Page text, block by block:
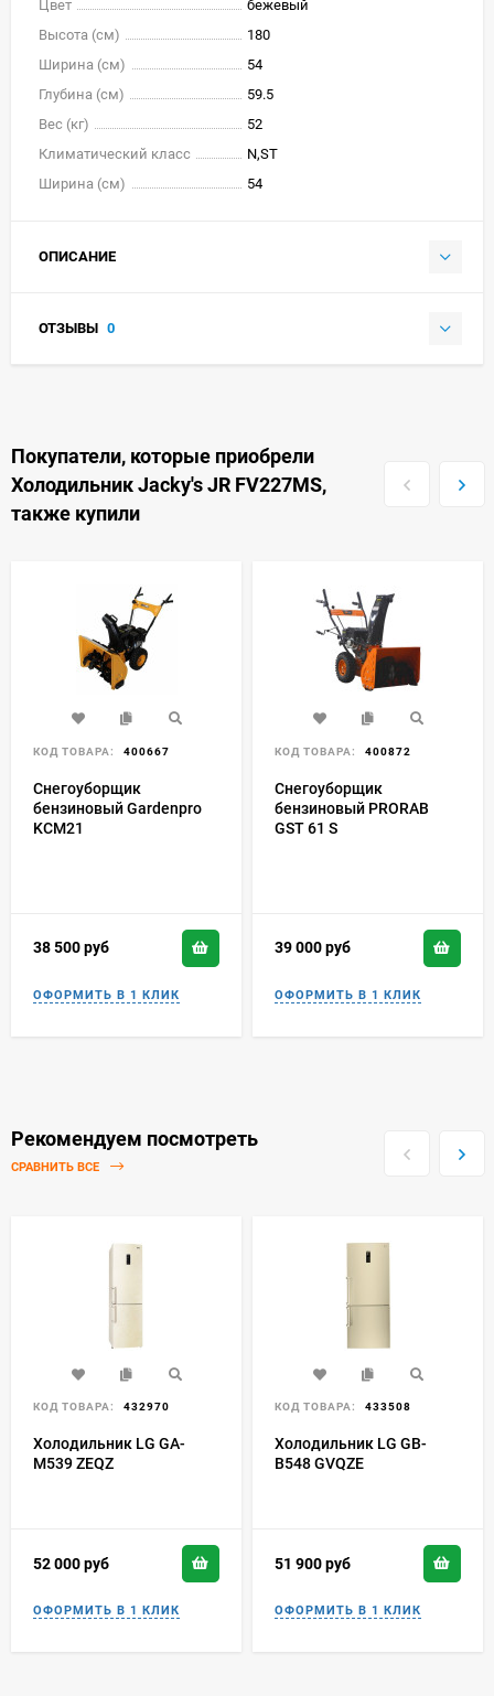
Цвет
бежевый
Высота (см)
180
Ширина (см)
54
Глубина (см)
59.5
Вес (кг)
52
Климатический класс
N,ST
Ширина (см)
54
ОПИСАНИЕ
ОТЗЫВЫ 0
Покупатели, которые приобрели
Холодильник Jacky's JR FV227MS,
также купили
КОД ТОВАРА: 400667
Снегоуборщик
бензиновый Gardenpro
KCM21
38 500руб
КОД ТОВАРА: 400872
Снегоуборщик
бензиновый PRORAB
GST 61 S
39 000руб
Рекомендуем посмотреть
СРАВНИТЬ ВСЕ
КОД ТОВАРА: 432970
Холодильник LG GA-
M539 ZEQZ
52 000руб
КОД ТОВАРА: 433508
Холодильник LG GB-
B548 GVQZE
51 900руб